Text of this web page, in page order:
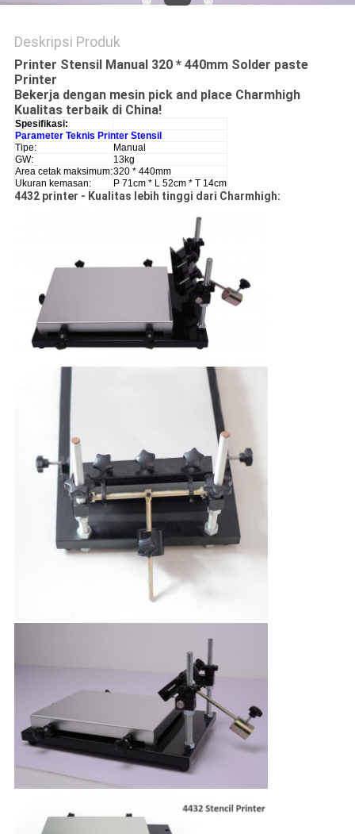
Deskripsi Produk
Printer Stensil Manual 320 * 440mm Solder paste
Printer
Bekerja dengan mesin pick and place Charmhigh
Kualitas terbaik di China!
Spesifikasi:
Parameter Teknis Printer Stensil
Tipe:
Manual
GW:
13kg
Area cetak maksimum:320 * 440mm
Ukuran kemasan:
P 71cm * L 52cm * T 14cm
4432 printer - Kualitas lebih tinggi dari Charmhigh: